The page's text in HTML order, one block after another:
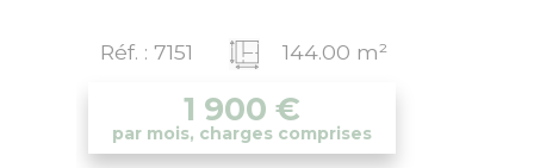
1 900 €
par mois, charges comprises
Réf. : 7151 144.00 m²